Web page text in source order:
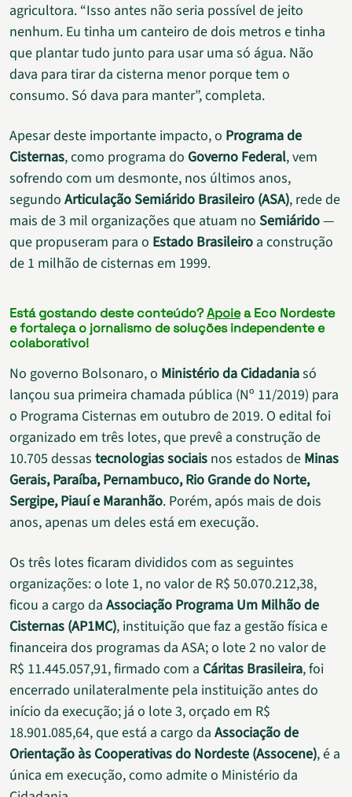
agricultora. “Isso antes não seria possível de jeito
nenhum. Eu tinha um canteiro de dois metros e tinha
que plantar tudo junto para usar uma só água. Não
dava para tirar da cisterna menor porque tem o
consumo. Só dava para manter”, completa.
Apesar deste importante impacto, o Programa de
Cisternas, como programa do Governo Federal, vem
sofrendo com um desmonte, nos últimos anos,
segundo Articulação Semiárido Brasileiro (ASA), rede de
mais de 3 mil organizações que atuam no Semiárido—
que propuseram para o Estado Brasileiro a construção
de 1 milhão de cisternas em 1999.
Está gostando deste conteúdo?Apoiea Eco Nordeste
e fortaleça o jornalismo de soluções independente e
colaborativo!
No governo Bolsonaro, o Ministério da Cidadaniasó
lançou sua primeira chamada pública (Nº 11/2019) para
o Programa Cisternas em outubro de 2019. O edital foi
organizado em três lotes, que prevê a construção de
10.705 dessas tecnologias sociais nos estados de Minas
Gerais, Paraíba, Pernambuco, Rio Grande do Norte,
Sergipe, Piauí e Maranhão. Porém, após mais de dois
anos, apenas um deles está em execução.
Os três lotes ficaram divididos com as seguintes
organizações: o lote 1, no valor de R$ 50.070.212,38,
ficou a cargo da Associação Programa Um Milhão de
Cisternas (AP1MC), instituição que faz a gestão física e
financeira dos programas da ASA; o lote 2 no valor de
R$ 11.445.057,91, firmado com a Cáritas Brasileira, foi
encerrado unilateralmente pela instituição antes do
início da execução; já o lote 3, orçado em R$
18.901.085,64, que está a cargo da Associação de
Orientação às Cooperativas do Nordeste (Assocene), é a
única em execução, como admite o Ministério da